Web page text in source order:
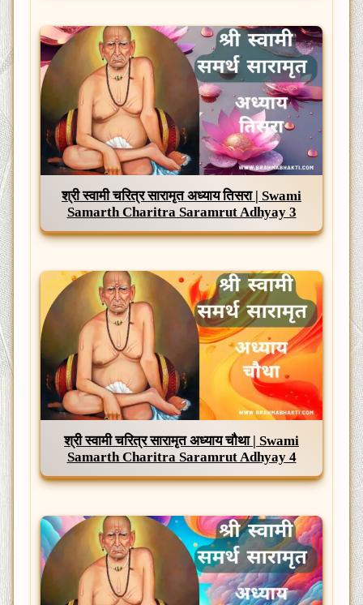
श्री स्वामी चरित्र सारामृत अध्याय तिसरा | Swami
Samarth Charitra Saramrut Adhyay 3
श्री स्वामी चरित्र सारामृत अध्याय चौथा | Swami
Samarth Charitra Saramrut Adhyay 4